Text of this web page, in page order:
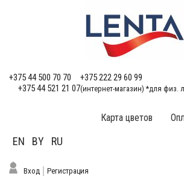
+375 44 500 70 70
+375 222 29 60 99
+375 44 521 21 07(интернет-магазин) *для физ.
Карта цветов
EN BY RU
Вход Регистрация